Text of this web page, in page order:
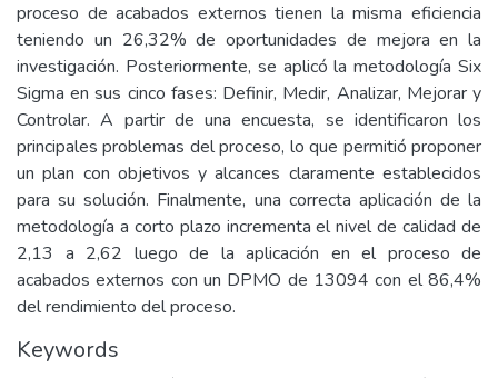
proceso de acabados externos tienen la misma eficiencia
teniendo un 26,32% de oportunidades de mejora en la
investigación. Posteriormente, se aplicó la metodología Six
Sigma en sus cinco fases: Definir, Medir, Analizar, Mejorar y
Controlar. A partir de una encuesta, se identificaron los
principales problemas del proceso, lo que permitió proponer
un plan con objetivos y alcances claramente establecidos
para su solución. Finalmente, una correcta aplicación de la
metodología a corto plazo incrementa el nivel de calidad de
2,13 a 2,62 luego de la aplicación en el proceso de
acabados externos con un DPMO de 13094 con el 86,4%
del rendimiento del proceso.
Keywords